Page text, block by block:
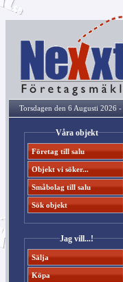
Torsdagen den 6 Augusti 2026 -
Våra objekt
Företag till salu
Objekt vi söker...
Småbolag till salu
Sök objekt
Jag vill...!
Sälja
Köpa